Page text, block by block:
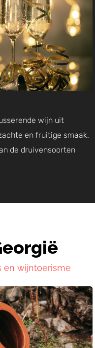
wijn uit
en fruitige smaak.
de druivensoorten
en wijntoerisme